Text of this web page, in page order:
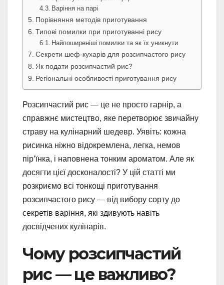
Варіння на парі
Порівняння методів приготування
Типові помилки при приготуванні рису
Найпоширеніші помилки та як їх уникнути
Секрети шеф-кухарів для розсипчастого рису
Як подати розсипчастий рис?
Регіональні особливості приготування рису
Розсипчастий рис — це не просто гарнір, а
справжнє мистецтво, яке перетворює звичайну
страву на кулінарний шедевр. Уявіть: кожна
рисинка ніжно відокремлена, легка, немов
пір’їнка, і наповнена тонким ароматом. Але як
досягти цієї досконалості? У цій статті ми
розкриємо всі тонкощі приготування
розсипчастого рису — від вибору сорту до
секретів варіння, які здивують навіть
досвідчених кулінарів.
Чому розсипчастий
рис — це важливо?